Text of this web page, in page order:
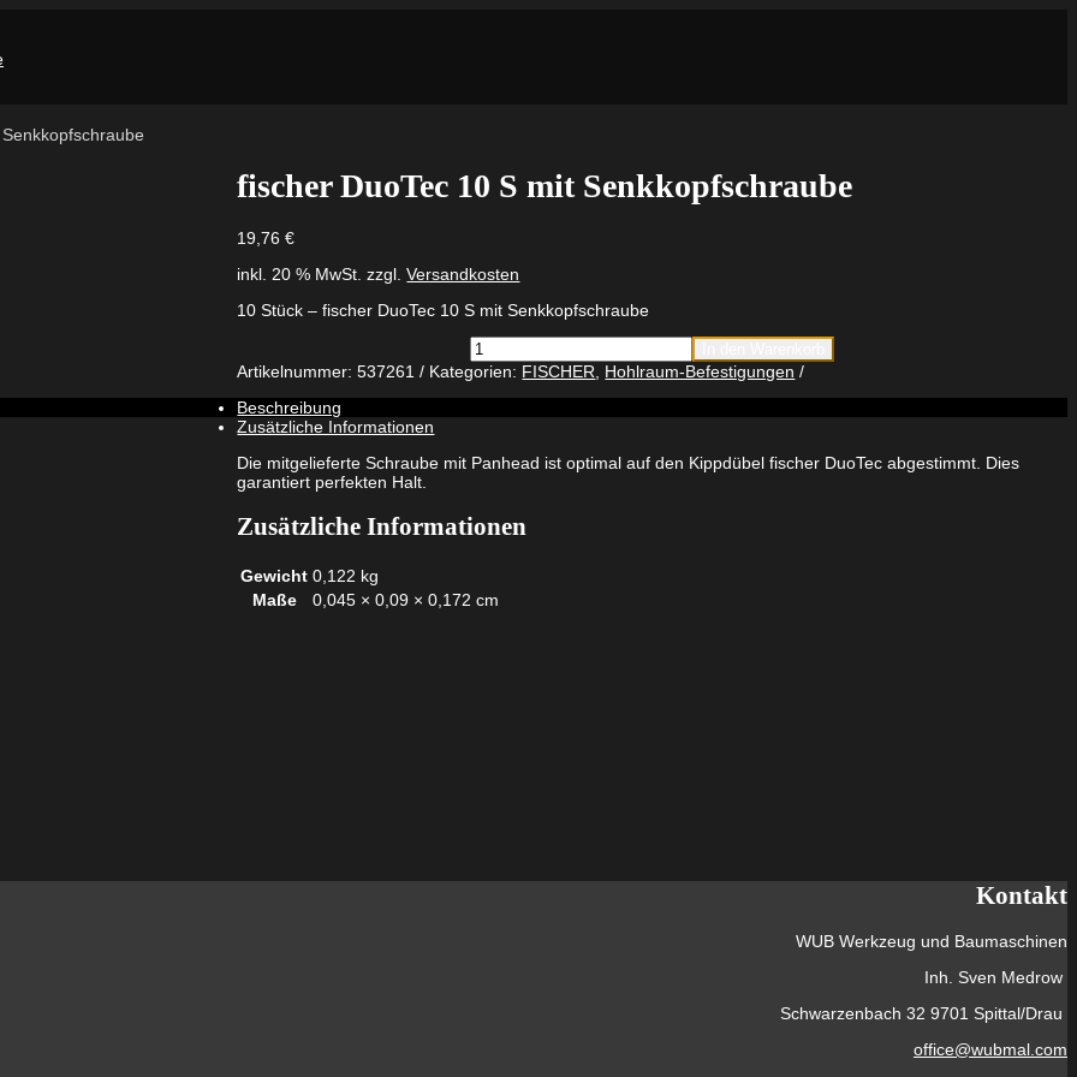
fischer DuoTec 10 S mit Senkkopfschraube
19,76€
inkl. 20 % MwSt. zzgl.Versandkosten
10 Stück – fischer DuoTec 10 S mit Senkkopfschraube
fischer
DuoTec
10
S
mit
Menge
Artikelnummer:537261 Kategorien: FISCHER
Hohlraum-Befestigungen
Beschreibung
Zusätzliche Informationen
Die mitgelieferte Schraube mit Panhead ist optimal auf den Kippdübel fischer DuoTec abgestimmt. Dies
garantiert perfekten Halt.
Zusätzliche Informationen
Gewicht 0,122 kg
Maße
0,045 × 0,09 × 0,172 cm
Kontakt
WUB Werkzeug und Baumaschinen
Inh. Sven Medrow
Schwarzenbach 32 9701 Spittal/Drau
office@wubmal.com